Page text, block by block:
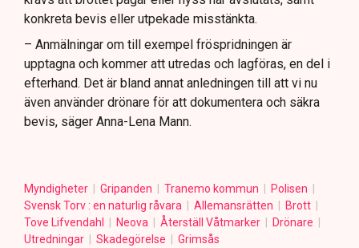
konkreta bevis eller utpekade misstänkta.
– Anmälningar om till exempel fröspridningen är
upptagna och kommer att utredas och lagföras, en del i
efterhand. Det är bland annat anledningen till att vi nu
även använder drönare för att dokumentera och säkra
bevis, säger Anna-Lena Mann.
Myndigheter Gripanden Tranemo kommun
Polisen
Svensk Torv : en naturlig råvara
Allemansrätten
Brott
Tove Lifvendahl
Neova Återställ Våtmarker
Drönare
Utredningar
Skadegörelse Grimsås